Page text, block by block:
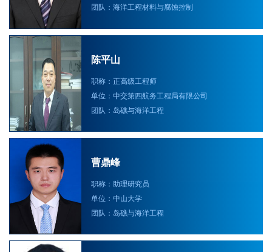
团队：海洋工程材料与腐蚀控制
陈平山
职称：正高级工程师
单位：中交第四航务工程局有限公司
团队：岛礁与海洋工程
曹鼎峰
职称：助理研究员
单位：中山大学
团队：岛礁与海洋工程